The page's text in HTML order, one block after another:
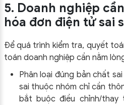
5. Doanh nghiệp
hóa đơn điện tử sai
Để quá trình kiểm tra, quyết
toán doanh nghiệp cần nằm
Phân loại đúng bản chất
sai thuộc nhóm chỉ cần
bắt buộc điều chỉnh/